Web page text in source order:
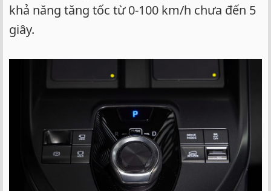
khả năng tăng tốc từ 0-100 km/h chưa đến 5
giây.